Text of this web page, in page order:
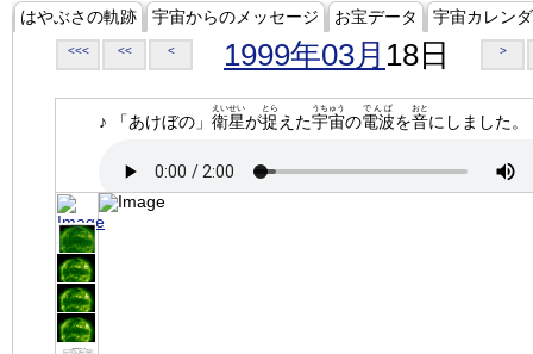
はやぶさの軌跡 宇宙からのメッセージ お宝データ 宇宙カレン
<<< << < 1999年03月 18日 >
♪ 「あけぼの」 衛星
えいせい
が捉
とら
えた宇宙
うちゅう
の電波
でんぱ
を音
おと
にしました。